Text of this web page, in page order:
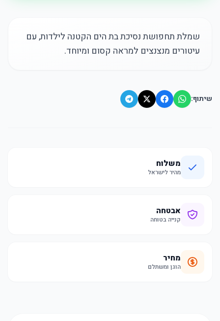
שמלת תחפושת נסיכת בת הים הקטנה לילדות, עם
עיטורים מנצנצים למראה קסום ומיוחד.
שיתוף:
משלוח
מהיר לישראל
אבטחה
קנייה בטוחה
מחיר
הוגן ומשתלם